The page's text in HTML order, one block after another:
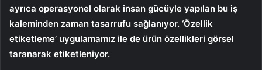
ayrıca operasyonel olarak insan gücüyle yapılan bu iş
kaleminden zaman tasarrufu sağlanıyor. ‘Özellik
etiketleme’ uygulamamız ile de ürün özellikleri görsel
taranarak etiketleniyor.